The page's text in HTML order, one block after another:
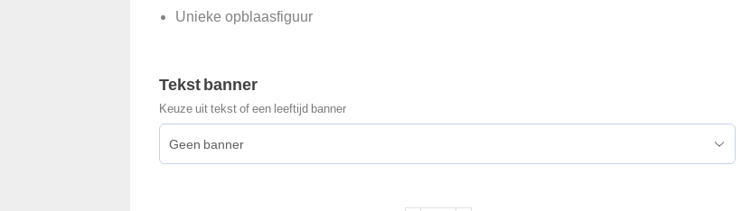
Unieke opblaasfiguur
Tekst banner
Keuze uit tekst of een leeftijd banner